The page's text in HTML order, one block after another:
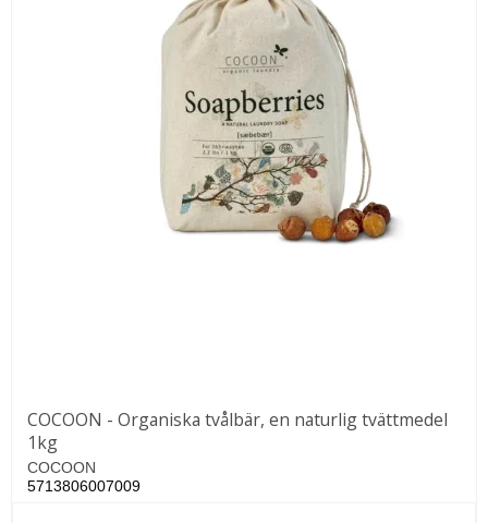
COCOON - Organiska tvålbär, en naturlig tvättmedel
1kg
COCOON
5713806007009